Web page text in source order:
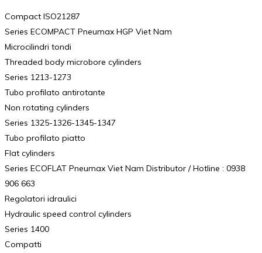
Compact ISO21287
Series ECOMPACT Pneumax HGP Viet Nam
Microcilindri tondi
Threaded body microbore cylinders
Series 1213-1273
Tubo profilato antirotante
Non rotating cylinders
Series 1325-1326-1345-1347
Tubo profilato piatto
Flat cylinders
Series ECOFLAT Pneumax Viet Nam Distributor / Hotline : 0938
906 663
Regolatori idraulici
Hydraulic speed control cylinders
Series 1400
Compatti